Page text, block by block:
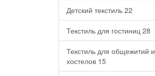
Детский текстиль 22
Текстиль для гостиниц 28
Текстиль для общежитий и
хостелов 15